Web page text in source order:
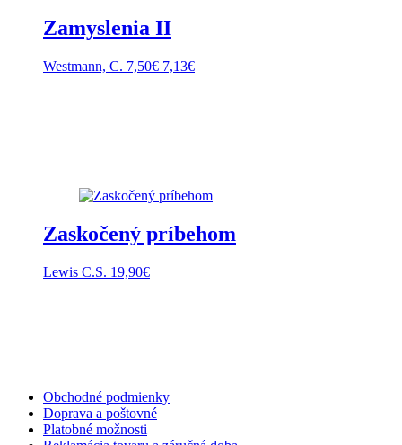
Zamyslenia II
Westmann, C. 7,50€ Pôvodná
7,13€Aktuálna
Zaskočený príbehom
Lewis C.S. 19,90€
Obchodné podmienky
Doprava a poštovné
Platobné možnosti